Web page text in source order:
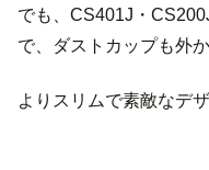
でも、CS401J・
で、ダストカップも外
よりスリムで素敵なデ